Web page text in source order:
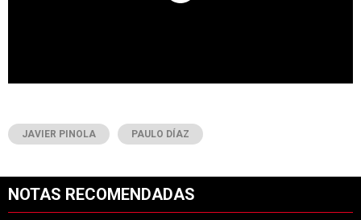
JAVIER PINOLA PAULO DÍAZ
NOTAS RECOMENDADAS